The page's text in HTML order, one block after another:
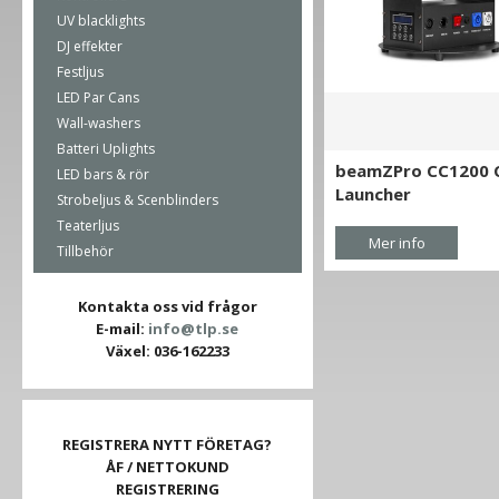
UV blacklights
DJ effekter
Festljus
LED Par Cans
Wall-washers
Batteri Uplights
LED bars & rör
Strobeljus & Scenblinders
Teaterljus
Tillbehör
Kontakta oss vid frågor
E-mail: info@tlp.se
Växel: 036-162233
beamZPro
Launcher
Mer info
REGISTRERA NYTT FÖRETAG?
ÅF / NETTOKUND
REGISTRERING